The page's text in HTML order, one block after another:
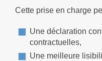
Cette prise en charge
Une déclaration
contractuelles,
Une meilleure